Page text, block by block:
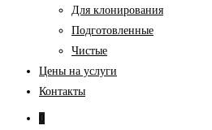
Для клонирования
Подготовленные
Чистые
Цены на услуги
Контакты
0